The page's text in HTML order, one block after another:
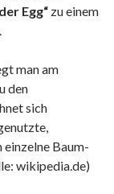
Egg“ zu einem
man am
den
sich
Baum-
wikipedia.de)